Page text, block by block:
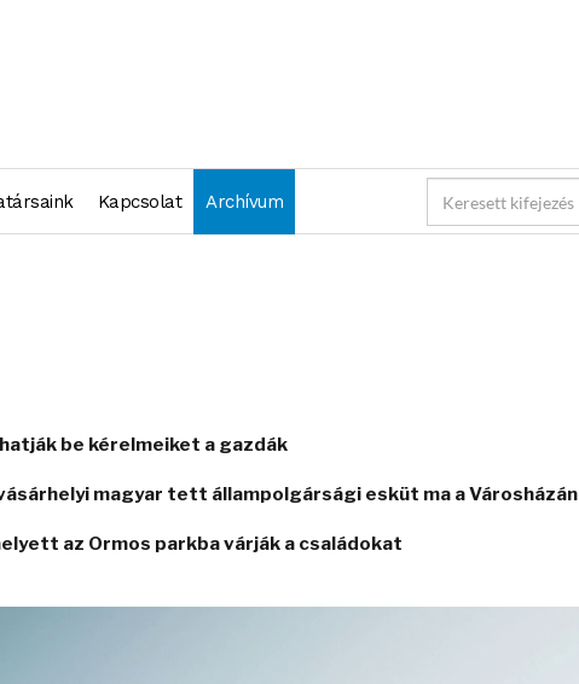
Kapcsolat Archívum
be kérelmeiket a gazdák
magyar tett állampolgársági esküt ma a Városházán
az Ormos parkba várják a családokat